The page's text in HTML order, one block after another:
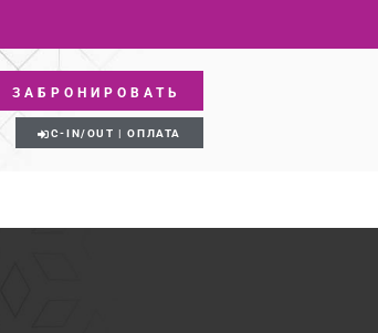
ЗАБРОНИРОВАТЬ
C-IN/OUT | ОПЛАТА